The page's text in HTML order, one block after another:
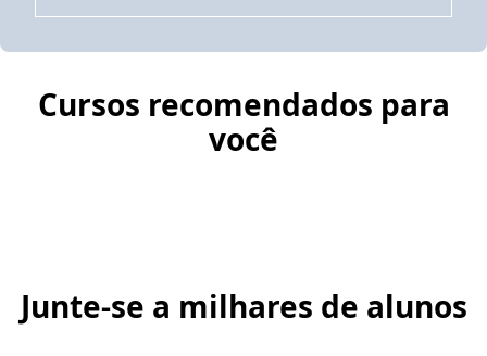
Cursos recomendados para
você
Junte-se a milhares de alunos